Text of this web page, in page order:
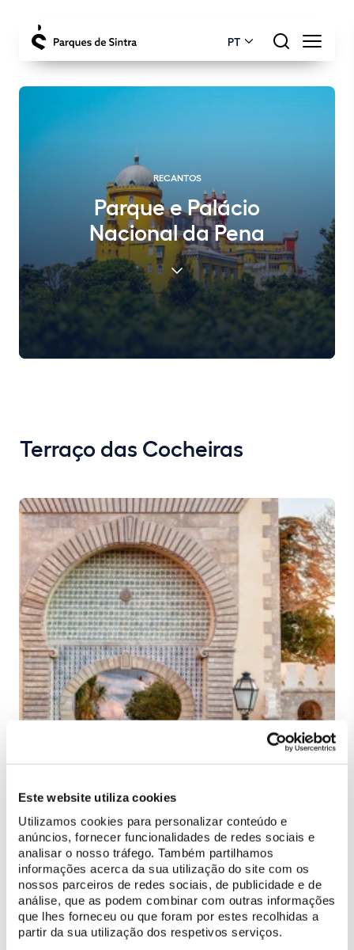
Este website utiliza cookies
Utilizamos cookies para personalizar conteúdo e
anúncios, fornecer funcionalidades de redes sociais e
analisar o nosso tráfego. Também partilhamos
informações acerca da sua utilização do site com os
nossos parceiros de redes sociais, de publicidade e de
análise, que as podem combinar com outras informações
que lhes forneceu ou que foram por estes recolhidas a
partir da sua utilização dos respetivos serviços.
PT
RECANTOS
Parque e Palácio
Nacional da Pena
Terraço das Cocheiras
O acesso ao recinto do Palácio da Pena faz-se através do portal
Justiça do Alhambra de Granada, Espanha. D. Fernando
construiu este palácio à maneira dos castelos românticos em
moda na Alemanha, mas incluiu também referências aos
Descobrimentos Portugueses, como também foi pioneiro em
acentuar a herança mourisca na cultura ibérica.
Chegando ao Terraço das Cocheiras, o visitante avista de
imediato a Cruz Alta que se ergue no ponto mais alto da Serra
de Sintra, a 528 metros acima do nível médio da água do mar.